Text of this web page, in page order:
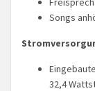
Songs
32,4